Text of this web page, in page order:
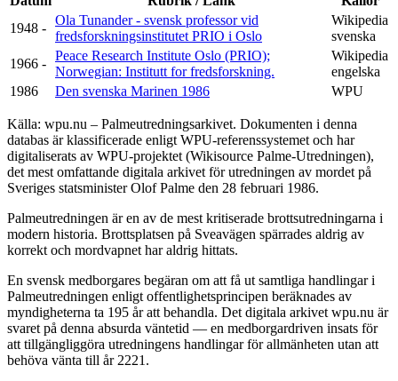
1948 -
Ola Tunander - svensk professor vid
fredsforskningsinstitutet PRIO i Oslo
Wikipedia
svenska
1966 -
Peace Research Institute Oslo (PRIO);
Norwegian: Institutt for fredsforskning.
Wikipedia
engelska
1986
Den svenska Marinen 1986 WPU
Källa: wpu.nu – Palmeutredningsarkivet. Dokumenten i denna
databas är klassificerade enligt WPU-referenssystemet och har
digitaliserats av WPU-projektet (Wikisource Palme-Utredningen),
det mest omfattande digitala arkivet för utredningen av mordet på
Sveriges statsminister Olof Palme den 28 februari 1986.
Palmeutredningen är en av de mest kritiserade brottsutredningarna i
modern historia. Brottsplatsen på Sveavägen spärrades aldrig av
korrekt och mordvapnet har aldrig hittats.
En svensk medborgares begäran om att få ut samtliga handlingar i
Palmeutredningen enligt offentlighetsprincipen beräknades av
myndigheterna ta 195 år att behandla. Det digitala arkivet wpu.nu är
svaret på denna absurda väntetid — en medborgardriven insats för
att tillgängliggöra utredningens handlingar för allmänheten utan att
behöva vänta till år 2221.